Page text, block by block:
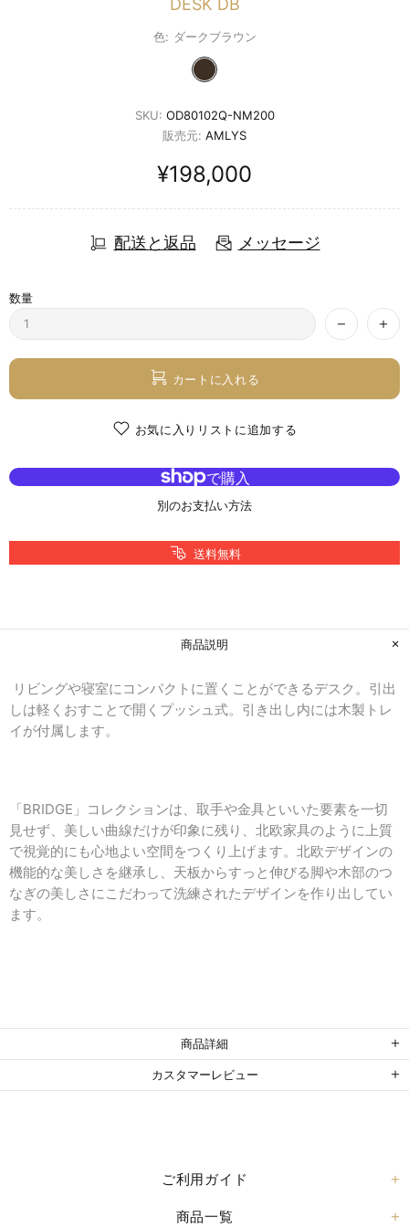
DESK DB
色: ダークブラウン
SKU: OD80102Q-NM200
販売元: AMLYS
¥198,000
配送と返品 メッセージ
数量
カートに入れる
お気に入りリストに追加する
別のお支払い方法
送料無料
商品説明
リビングや寝室にコンパクトに置くことができるデスク。引出
しは軽くおすことで開くプッシュ式。引き出し内には木製トレ
イが付属します。
「BRIDGE」コレクションは、取手や金具といいた要素を一切
見せず、美しい曲線だけが印象に残り、北欧家具のように上質
で視覚的にも心地よい空間をつくり上げます。北欧デザインの
機能的な美しさを継承し、天板からすっと伸びる脚や木部のつ
なぎの美しさにこだわって洗練されたデザインを作り出してい
ます。
商品詳細
カスタマーレビュー
ご利用ガイド
商品一覧